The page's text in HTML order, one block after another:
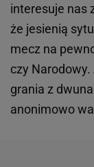
interesuje nas
że jesienią
mecz na
czy
grania z
anonimowo